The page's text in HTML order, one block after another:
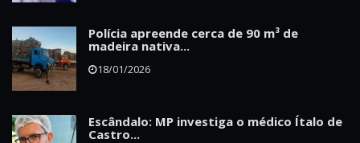
Polícia apreende cerca de 90 m³ de
madeira nativa...
18/01/2026
Escândalo: MP investiga o médico Ítalo de
Castro...